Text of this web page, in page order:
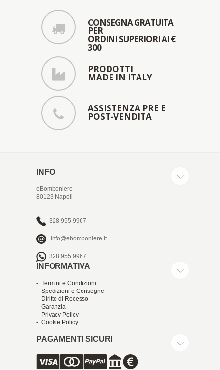
CONSEGNA GRATUITA
PER
ORDINI SUPERIORI AI €
300
PRODOTTI
MADE IN ITALY
ASSISTENZA PRE E
POST-VENDITA
INFO
eBomboniere
80123 Napoli
328 955 9967
info@ebomboniere.it
328 955 9967
INFORMATIVA
- Termini e Condizioni
- Spedizioni e Consegne
- Diritto di Recesso
- Garanzia
- Privacy Policy
- Cookie Policy
PAGAMENTI SICURI